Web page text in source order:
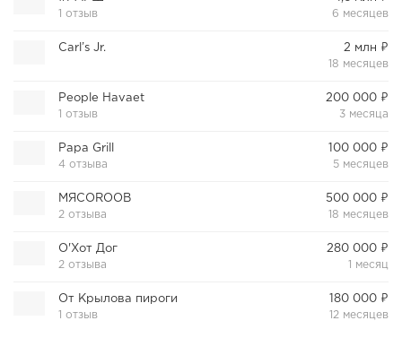
1 отзыв
6 месяцев
Carl’s Jr.
2 млн ₽
18 месяцев
People Havaet
1 отзыв
200 000 ₽
3 месяца
Papa Grill
4 отзыва
100 000 ₽
5 месяцев
МЯСОROOB
2 отзыва
500 000 ₽
18 месяцев
О'Хот Дог
2 отзыва
280 000 ₽
1 месяц
От Крылова пироги
1 отзыв
180 000 ₽
12 месяцев